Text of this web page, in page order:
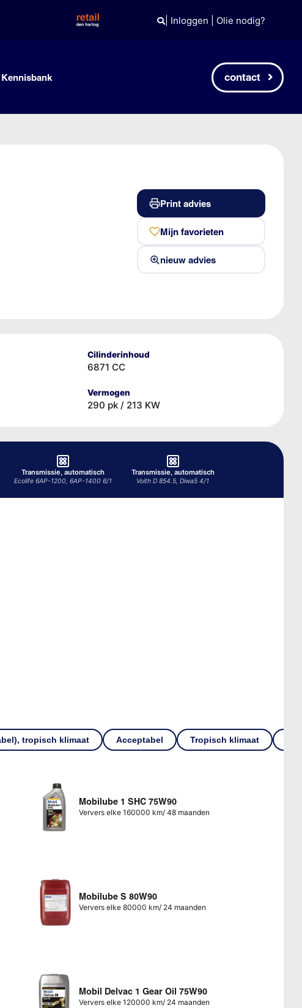
| Inloggen Olie nodig?
Kennisbank contact
Print advies
Mijn favorieten
nieuw advies
Cilinderinhoud
6871 CC
Vermogen
290 pk / 213 KW
Transmissie, automatisch
Ecolife 6AP-1200, 6AP-1400 6/1
Transmissie, automatisch
Voith D 854.5, Diwa5 4/1
tropisch klimaat Acceptabel Tropisch klimaat
Mobilube 1 SHC 75W90
Ververs elke 160000 km/ 48 maanden
Mobilube S 80W90
Ververs elke 80000 km/ 24 maanden
Mobil Delvac 1 Gear Oil 75W90
Ververs elke 120000 km/ 24 maanden